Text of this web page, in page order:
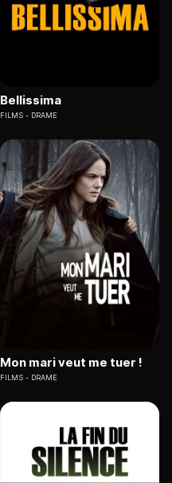
Bellissima
FILMS DRAME
Mon mari veut me tuer !
FILMS DRAME